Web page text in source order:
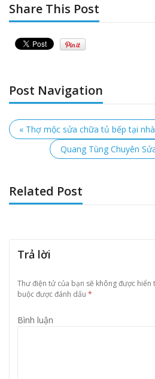
Share This Post
Post Navigation
« Thợ mộc sửa chữa tủ bếp tại
Quang Tùng Chuyên
Related Post
Trả lời
Thư điện tử của bạn sẽ không được hiển
buộc được đánh dấu *
Bình luận